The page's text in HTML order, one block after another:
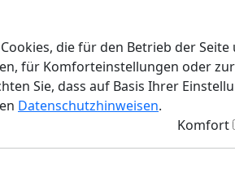
die für den Betrieb der
für Komforteinstellungen oder
Sie, dass auf Basis Ihrer
Datenschutzhinweisen.
Komfort